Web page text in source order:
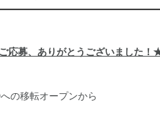
応募、ありがとうございました！
の移転オープンから